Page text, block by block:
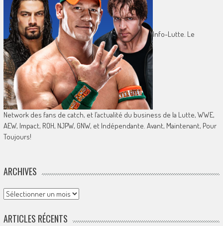
Info-Lutte. Le
Network des fans de catch, et l’actualité du business de la Lutte, WWE,
AEW, Impact, ROH, NJPW, GNW, et Indépendante. Avant, Maintenant, Pour
Toujours!
ARCHIVES
Archives
ARTICLES RÉCENTS